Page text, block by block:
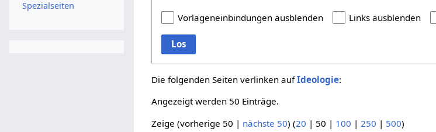
Vorlageneinbindungen ausblenden Links ausblenden
Los
Die folgenden Seiten verlinken aufIdeologie:
Angezeigt werden 50 Einträge.
Zeige (vorherige 50 | nächste 50) (20 | 50 | 100 | 250 | 500)
Spezialseiten